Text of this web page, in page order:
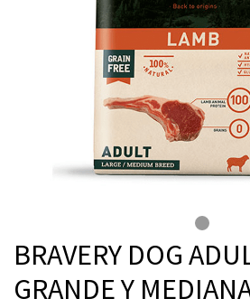
BRAVERY DOG
GRANDE Y